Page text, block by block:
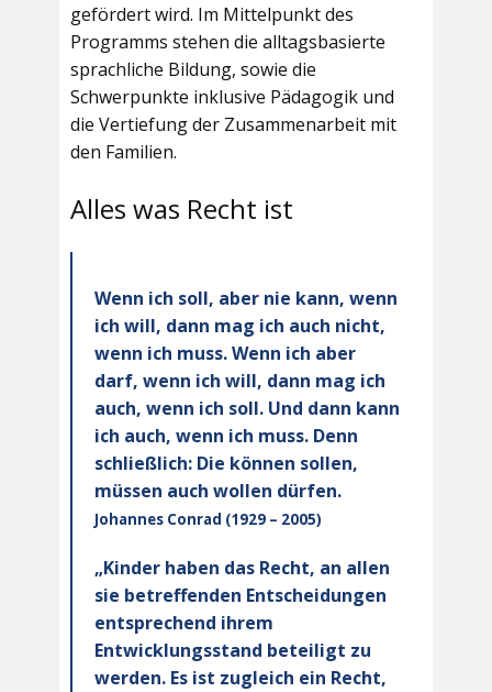
gefördert wird. Im Mittelpunkt des
Programms stehen die alltagsbasierte
sprachliche Bildung, sowie die
Schwerpunkte inklusive Pädagogik und
die Vertiefung der Zusammenarbeit mit
den Familien.
Alles was Recht ist
Wenn ich soll, aber nie kann, wenn
ich will, dann mag ich auch nicht,
wenn ich muss. Wenn ich aber
darf, wenn ich will, dann mag ich
auch, wenn ich soll. Und dann kann
ich auch, wenn ich muss. Denn
schließlich: Die können sollen,
müssen auch wollen dürfen.
Johannes Conrad (1929 – 2005)
„Kinder haben das Recht, an allen
sie betreffenden Entscheidungen
entsprechend ihrem
Entwicklungsstand beteiligt zu
werden. Es ist zugleich ein Recht,